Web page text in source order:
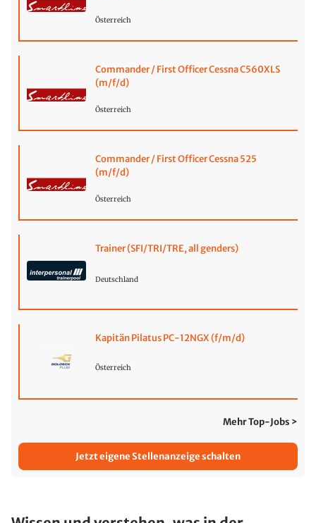
Österreich
Commander / First Officer Cessna C560XLS
(m/f/d)
Österreich
Commander / First Officer Cessna 525
(m/f/d)
Österreich
Trainer (SFI/TRI/TRE, all genders)
Deutschland
Kapitän Pilatus PC-12NGX (f/m/d)
Österreich
Mehr Top-Jobs >
Jetzt eigene Stellenanzeige schalten